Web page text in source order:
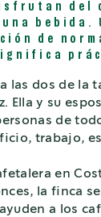
de
las dos de
Ella y su
de
trabajo,
en
la finca
a los